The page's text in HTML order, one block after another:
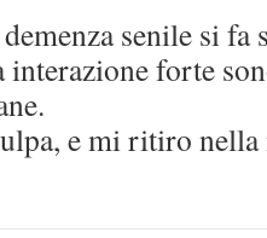
senile si fa
interazione forte
e mi ritiro